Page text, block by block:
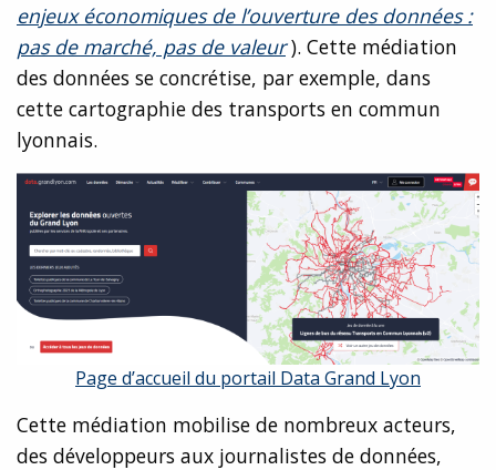
enjeux économiques de l’ouverture des données :
pas de marché, pas de valeur). Cette médiation
des données se concrétise, par exemple, dans
cette cartographie des transports en commun
lyonnais.
Page d’accueil du portail Data Grand Lyon
Cette médiation mobilise de nombreux acteurs,
des développeurs aux journalistes de données,